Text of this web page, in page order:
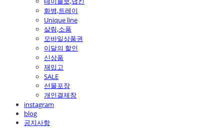
화병,트레이
Unique line
살림,소품
모바일상품권
이달의 할인
신상품
재입고
SALE
선물포장
개인결제창
instagram
blog
공지사항